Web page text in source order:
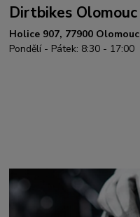
Dirtbikes Olomouc
Holice 907, 77900 Olomouc
Pondělí - Pátek: 8:30 - 17:00